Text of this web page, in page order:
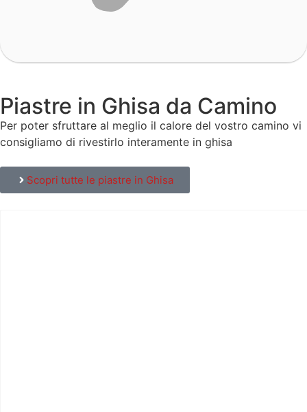
Piastre in Ghisa da Camino
Per poter sfruttare al meglio il calore del vostro camino vi
consigliamo di rivestirlo interamente in ghisa
Scopri tutte le piastre in Ghisa